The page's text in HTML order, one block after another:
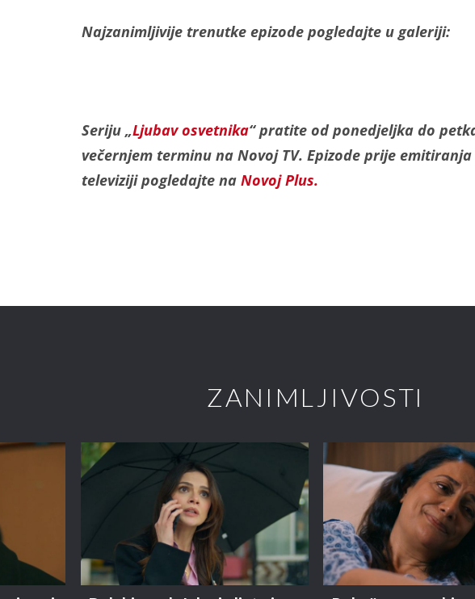
Najzanimljivije trenutke epizode pogledajte u galeriji:
Seriju „Ljubav osvetnika“ pratite od ponedjeljka do
večernjem terminu na Novoj TV. Epizode prije
televiziji pogledajte na Novoj Plus.
ZANIMLJIVOSTI